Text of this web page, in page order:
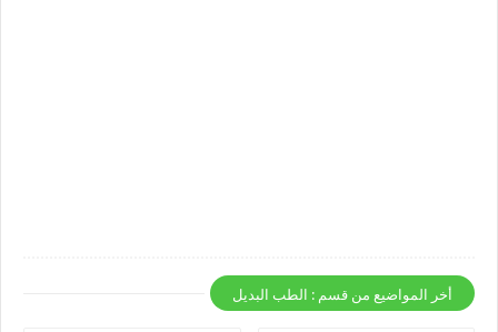
أخر المواضيع من قسم : الطب البديل